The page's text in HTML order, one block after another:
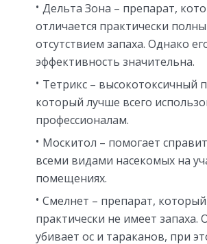
Дельта Зона – препарат,
отличается практически
отсутствием запаха. Однако
эффективность значительна.
Тетрикс – высокотоксичный
который лучше всего
профессионалам.
Москитол – помогает
всеми видами насекомых на
помещениях.
Смелнет – препарат, который
практически не имеет запаха.
убивает ос и тараканов, при